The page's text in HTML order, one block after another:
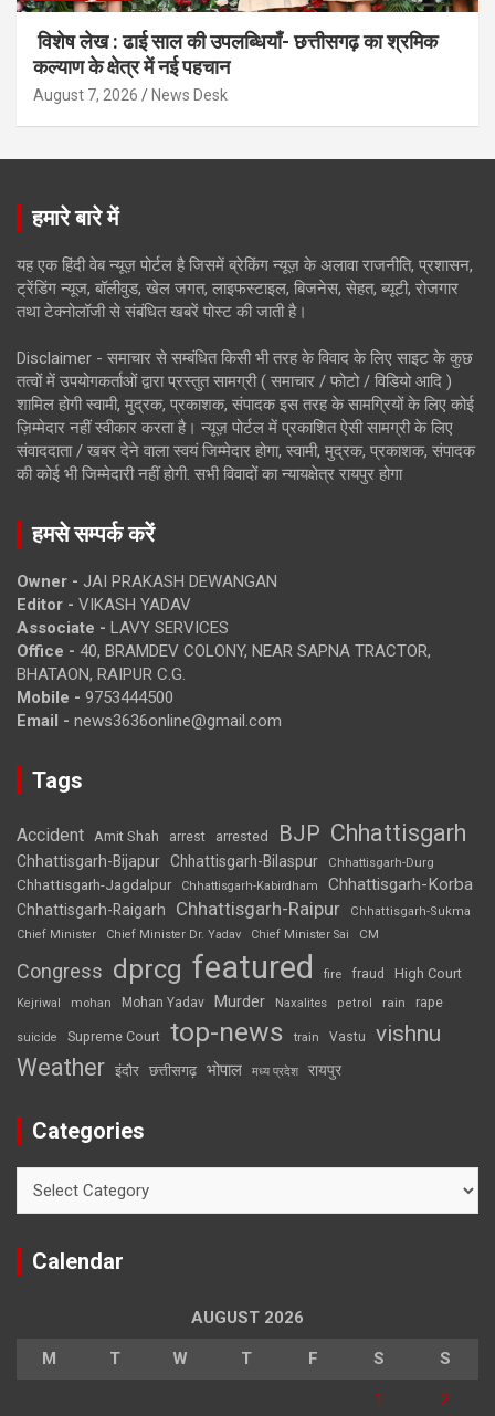
विशेष लेख : ढाई साल की उपलब्धियाँ- छत्तीसगढ़ का श्रमिक
कल्याण के क्षेत्र में नई पहचान
August 7, 2026 News Desk
हमारे बारे में
यह एक हिंदी वेब न्यूज़ पोर्टल है जिसमें ब्रेकिंग न्यूज़ के अलावा राजनीति, प्रशासन,
ट्रेंडिंग न्यूज, बॉलीवुड, खेल जगत, लाइफस्टाइल, बिजनेस, सेहत, ब्यूटी, रोजगार
तथा टेक्नोलॉजी से संबंधित खबरें पोस्ट की जाती है।
Disclaimer - समाचार से सम्बंधित किसी भी तरह के विवाद के लिए साइट के कुछ
तत्वों में उपयोगकर्ताओं द्वारा प्रस्तुत सामग्री ( समाचार / फोटो / विडियो आदि )
शामिल होगी स्वामी, मुद्रक, प्रकाशक, संपादक इस तरह के सामग्रियों के लिए कोई
ज़िम्मेदार नहीं स्वीकार करता है। न्यूज़ पोर्टल में प्रकाशित ऐसी सामग्री के लिए
संवाददाता / खबर देने वाला स्वयं जिम्मेदार होगा, स्वामी, मुद्रक, प्रकाशक, संपादक
की कोई भी जिम्मेदारी नहीं होगी. सभी विवादों का न्यायक्षेत्र रायपुर होगा
हमसे सम्पर्क करें
Owner - JAI PRAKASH DEWANGAN
Editor - VIKASH YADAV
Associate - LAVY SERVICES
Office - 40, BRAMDEV COLONY, NEAR SAPNA TRACTOR,
BHATAON, RAIPUR C.G.
Mobile - 9753444500
Email - news3636online@gmail.com
Tags
Accident Amit Shah arrest arrested BJP Chhattisgarh
Chhattisgarh-Bijapur Chhattisgarh-Bilaspur Chhattisgarh-Durg
Chhattisgarh-Jagdalpur Chhattisgarh-Kabirdham Chhattisgarh-Korba
Chhattisgarh-Raigarh Chhattisgarh-Raipur
Chhattisgarh-Sukma
Chief Minister
Chief Minister Dr. Yadav Chief Minister Sai CM
Congress dprcg featured fire fraud High Court
Kejriwal mohan Mohan Yadav Murder Naxalites petrol rain rape
suicide Supreme Court top-news train Vastu vishnu
Weather इंदौर छत्तीसगढ़ भोपाल मध्य प्रदेश रायपुर
Categories
Calendar
AUGUST 2026
M T W T F S S
1 2